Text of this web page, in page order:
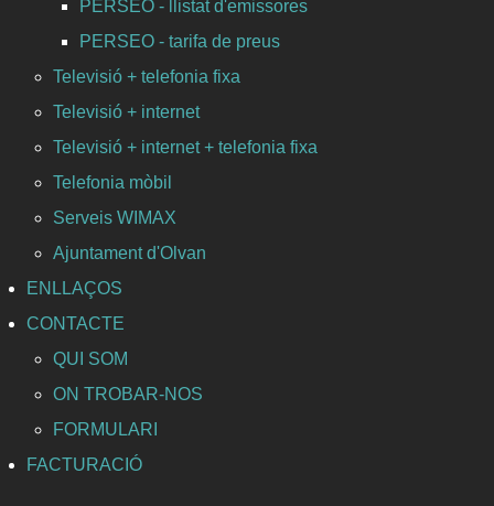
PERSEO - llistat d'emissores
PERSEO - tarifa de preus
Televisió + telefonia fixa
Televisió + internet
Televisió + internet + telefonia fixa
Telefonia mòbil
Serveis WIMAX
Ajuntament d'Olvan
ENLLAÇOS
CONTACTE
QUI SOM
ON TROBAR-NOS
FORMULARI
FACTURACIÓ